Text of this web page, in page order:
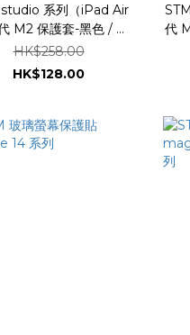
系列（iPad Air
/ 藍
色
HK$258.00
HK$128.00
代 M2 2024 -保護